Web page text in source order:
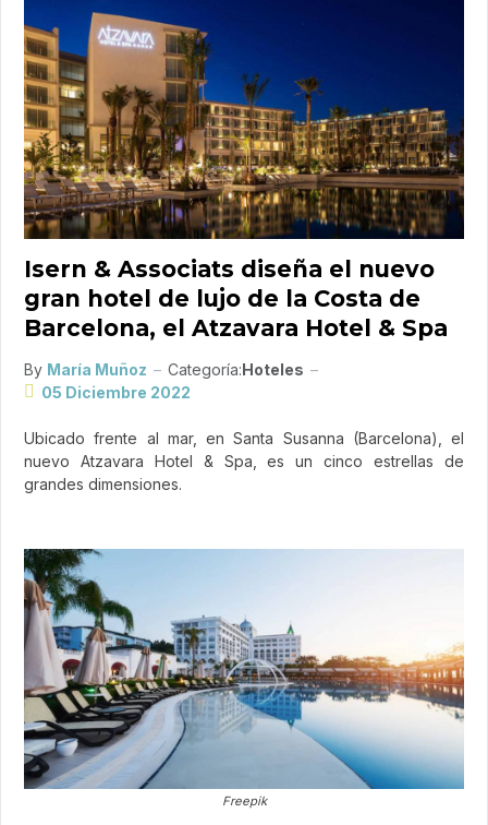
Isern & Associats diseña el nuevo
gran hotel de lujo de la Costa de
Barcelona, el Atzavara Hotel & Spa
By María Muñoz Categoría:Hoteles
05 Diciembre 2022
Ubicado frente al mar, en Santa Susanna (Barcelona), el
nuevo Atzavara Hotel & Spa, es un cinco estrellas de
grandes dimensiones.
Freepik